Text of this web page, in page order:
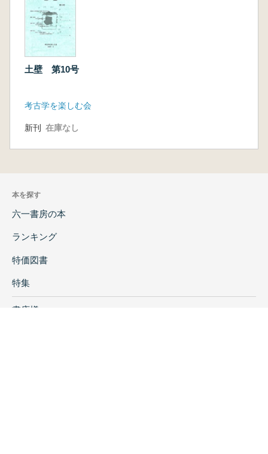
土壁 第10号
考古学を楽しむ会
新刊 在庫なし
本を探す
六一書房の本
ランキング
特価図書
特集
書店様へ